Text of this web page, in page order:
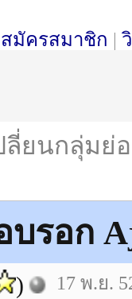
สมัครสมาชิก |
ลี่ยนกลุ่มย่
รอก
) 17 พ.ย.